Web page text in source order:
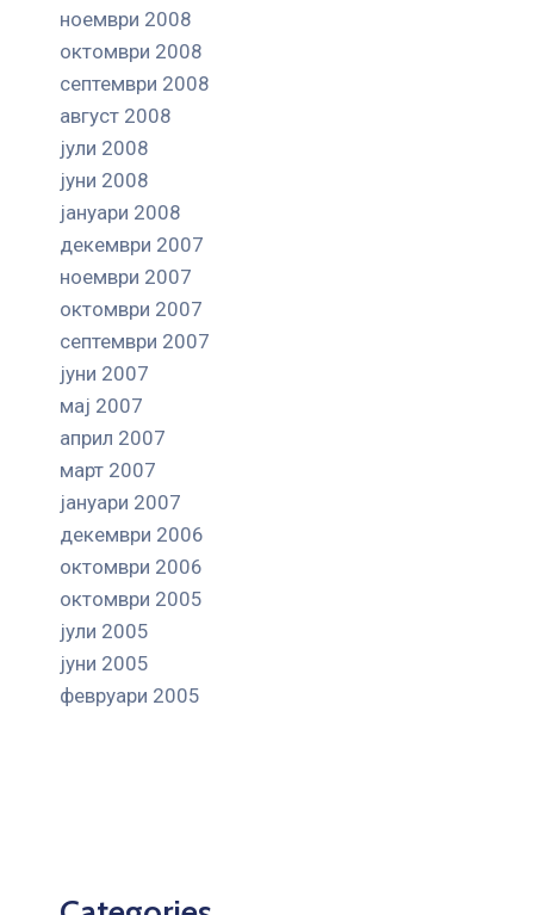
ноември 2008
октомври 2008
септември 2008
август 2008
јули 2008
јуни 2008
јануари 2008
декември 2007
ноември 2007
октомври 2007
септември 2007
јуни 2007
мај 2007
април 2007
март 2007
јануари 2007
декември 2006
октомври 2006
октомври 2005
јули 2005
јуни 2005
февруари 2005